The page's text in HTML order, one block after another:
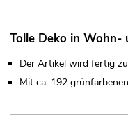
Tolle Deko in Wohn-
Der Artikel wird fertig
Mit ca. 192